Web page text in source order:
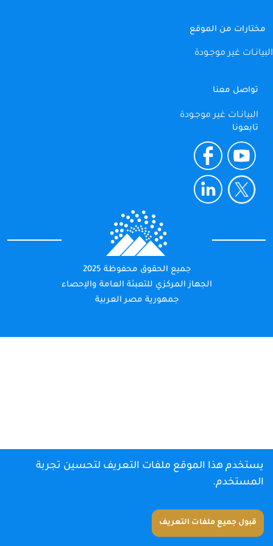
مختارات من الموقع
البيانـات غير موجـودة
تواصل معنا
البيانـات غير موجـودة
تابعونا
جميع الحقوق محفوظة 2025
الجهاز المركزي للتعبئة العامة والإحصاء
جمهورية مصر العربية
يستخدم هذا الموقع ملفات التعريف لتحسين تجربة
المستخدم.
قبول جميع ملفات التعريف